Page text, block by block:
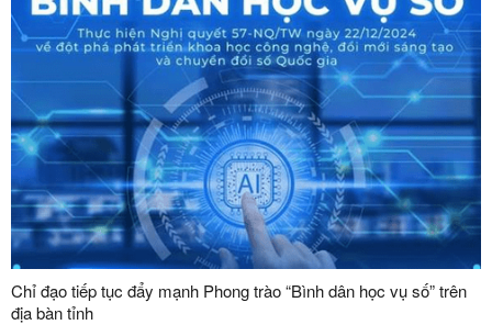
Chỉ đạo tiếp tục đẩy mạnh Phong trào “Bình dân học vụ số” trên
địa bàn tỉnh